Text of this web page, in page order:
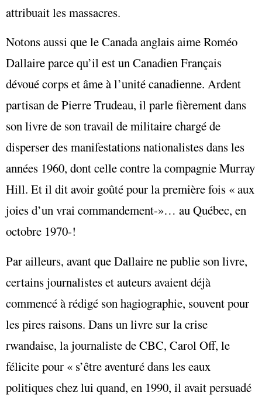
attribuait les massacres.
Notons aussi que le Canada anglais aime Roméo
Dallaire parce qu’il est un Canadien Français
dévoué corps et âme à l’unité canadienne. Ardent
partisan de Pierre Trudeau, il parle fièrement dans
son livre de son travail de militaire chargé de
disperser des manifestations nationalistes dans les
années 1960, dont celle contre la compagnie Murray
Hill. Et il dit avoir goûté pour la première fois « aux
joies d’un vrai commandement‑»… au Québec, en
octobre 1970‑!
Par ailleurs, avant que Dallaire ne publie son livre,
certains journalistes et auteurs avaient déjà
commencé à rédigé son hagiographie, souvent pour
les pires raisons. Dans un livre sur la crise
rwandaise, la journaliste de CBC, Carol Off, le
félicite pour « s’être aventuré dans les eaux
politiques chez lui quand, en 1990, il avait persuadé